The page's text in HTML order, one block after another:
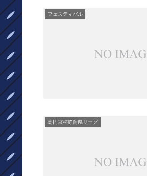
フェスティバル
高円宮杯静岡県リーグ